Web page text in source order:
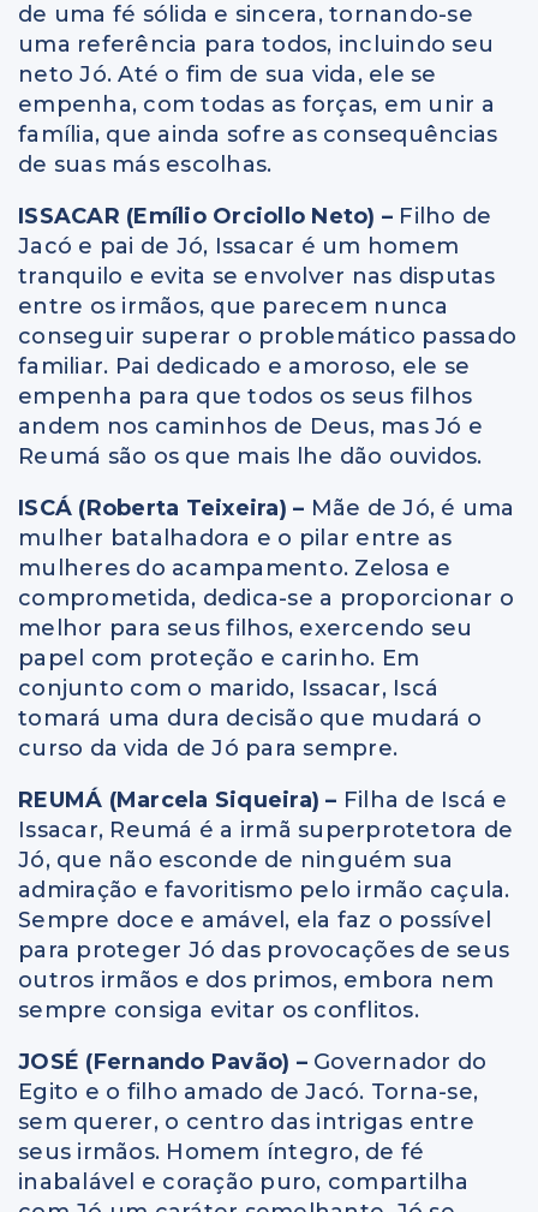
de uma fé sólida e sincera, tornando-se
uma referência para todos, incluindo seu
neto Jó. Até o fim de sua vida, ele se
empenha, com todas as forças, em unir a
família, que ainda sofre as consequências
de suas más escolhas.
ISSACAR (Emílio Orciollo Neto) – Filho de
Jacó e pai de Jó, Issacar é um homem
tranquilo e evita se envolver nas disputas
entre os irmãos, que parecem nunca
conseguir superar o problemático passado
familiar. Pai dedicado e amoroso, ele se
empenha para que todos os seus filhos
andem nos caminhos de Deus, mas Jó e
Reumá são os que mais lhe dão ouvidos.
ISCÁ (Roberta Teixeira) – Mãe de Jó, é uma
mulher batalhadora e o pilar entre as
mulheres do acampamento. Zelosa e
comprometida, dedica-se a proporcionar o
melhor para seus filhos, exercendo seu
papel com proteção e carinho. Em
conjunto com o marido, Issacar, Iscá
tomará uma dura decisão que mudará o
curso da vida de Jó para sempre.
REUMÁ (Marcela Siqueira) – Filha de Iscá e
Issacar, Reumá é a irmã superprotetora de
Jó, que não esconde de ninguém sua
admiração e favoritismo pelo irmão caçula.
Sempre doce e amável, ela faz o possível
para proteger Jó das provocações de seus
outros irmãos e dos primos, embora nem
sempre consiga evitar os conflitos.
JOSÉ (Fernando Pavão) – Governador do
Egito e o filho amado de Jacó. Torna-se,
sem querer, o centro das intrigas entre
seus irmãos. Homem íntegro, de fé
inabalável e coração puro, compartilha